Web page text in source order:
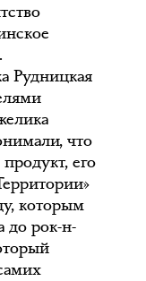
Рудницкая
что
его
которым
до рок-н-